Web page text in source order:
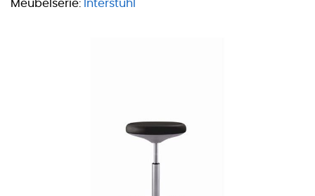
Meubelserie: Interstuhl